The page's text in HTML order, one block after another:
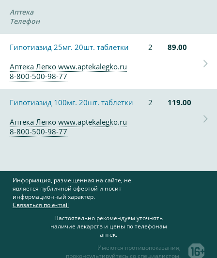
Аптека
Телефон
Гипотиазид 25мг. 20шт. таблетки 2
89.00
Аптека Легко www.aptekalegko.ru
8-800-500-98-77
Гипотиазид 100мг. 20шт. таблетки 2
119.00
Аптека Легко www.aptekalegko.ru
8-800-500-98-77
Информация, размещенная на сайте, не
является публичной офертой и носит
информационный характер.
Связаться по e-mail
Настоятельно рекомендуем уточнять
наличие лекарств и цены по телефонам
аптек.
Имеются противопоказания,
проконсультируйтесь со специалистом.